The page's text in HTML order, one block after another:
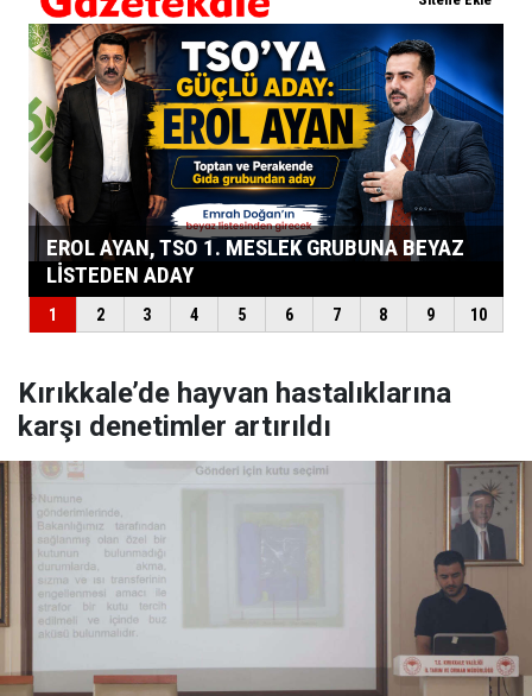
Kırıkkale’de hayvan hastalıklarına
karşı denetimler artırıldı